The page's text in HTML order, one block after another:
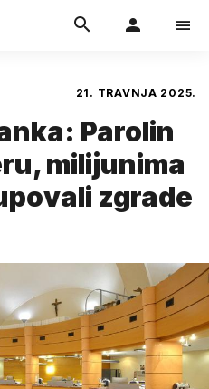
21. TRAVNJA 2025.
Parolin
milijunima
zgrade